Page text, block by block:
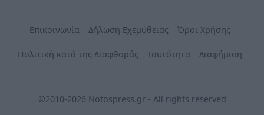
Επικοινωνία Δήλωση Εχεμύθειας Όροι Χρήσης
Πολιτική κατά της Διαφθοράς Ταυτότητα Διαφήμιση
©2010-2026 Notospress.gr - All rights reserved